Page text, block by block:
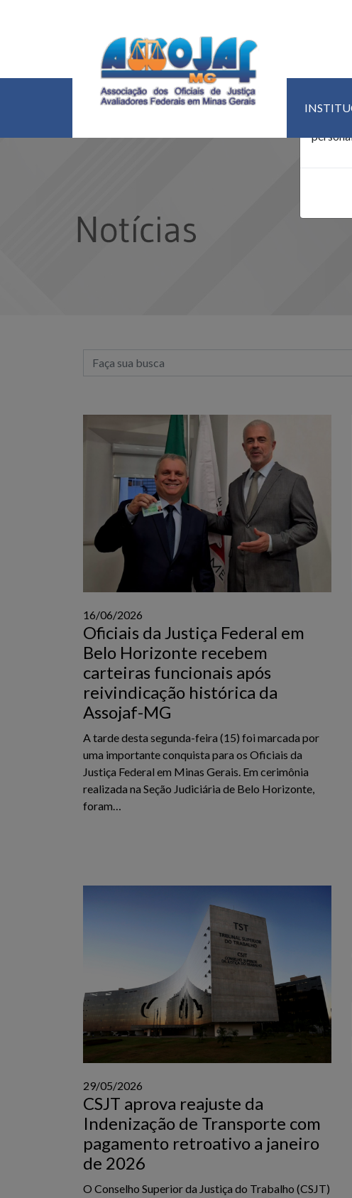
16/06/2026
Oficiais da Justiça Federal em
Belo Horizonte recebem
carteiras funcionais após
reivindicação histórica da
Assojaf-MG
A tarde desta segunda-feira (15) foi marcada por
uma importante conquista para os Oficiais da
Justiça Federal em Minas Gerais. Em cerimônia
realizada na Seção Judiciária de Belo Horizonte,
foram…
29/05/2026
CSJT aprova reajuste da
Indenização de Transporte com
pagamento retroativo a janeiro
de 2026
O Conselho Superior da Justiça do Trabalho (CSJT)